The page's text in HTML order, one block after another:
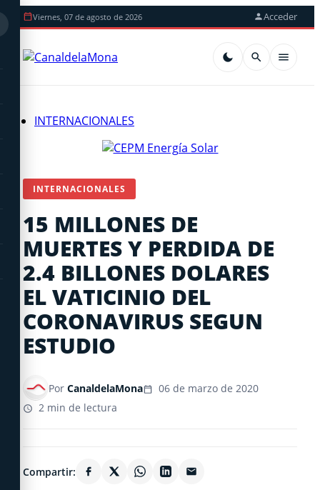
Viernes, 07 de agosto de 2026 Acceder
INTERNACIONALES
INTERNACIONALES
15 MILLONES DE
MUERTES Y PERDIDA DE
2.4 BILLONES DOLARES
EL VATICINIO DEL
CORONAVIRUS SEGUN
ESTUDIO
Por CanaldelaMona
06 de marzo de 2020
2 min de lectura
Compartir: